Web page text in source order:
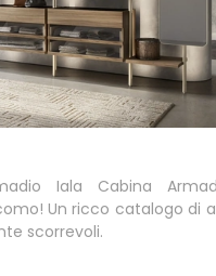
Iala Cabina
Un ricco catalogo di
scorrevoli.